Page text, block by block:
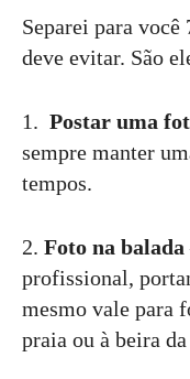
Separei para você
deve evitar. São
1. Postar uma
sempre manter
tempos.
2. Foto na balada
profissional,
mesmo vale para
praia ou à beira